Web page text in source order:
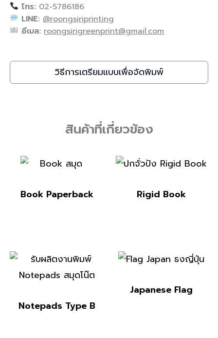
โทร: 02-5786186
LINE: @roongsiriprinting
อีเมล: roongsirigreenprint@gmail.com
วิธีการเตรียมแบบเพื่อจัดพิมพ์
สินค้าที่เกี่ยวข้อง
Book Paperback Rigid Book
Notepads Type B
Japanese Flag